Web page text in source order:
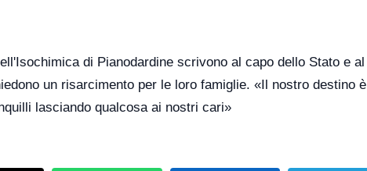
di Pianodardine scrivono al capo dello Stato e al
un risarcimento per le loro famiglie. «Il nostro destino è
lasciando qualcosa ai nostri cari»